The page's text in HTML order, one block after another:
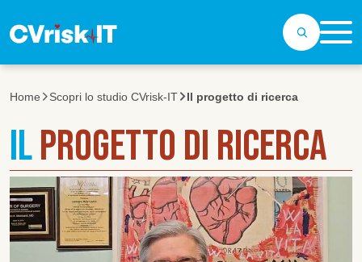
Home Scopri lo studio CVrisk-IT Il progetto di ricerca
ILPROGETTO DI RICERCA